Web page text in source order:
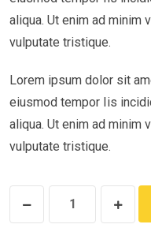
aliqua. Ut enim ad minim
vulputate tristique.
Lorem ipsum dolor sit
eiusmod tempor Iis
aliqua. Ut enim ad minim
vulputate tristique.